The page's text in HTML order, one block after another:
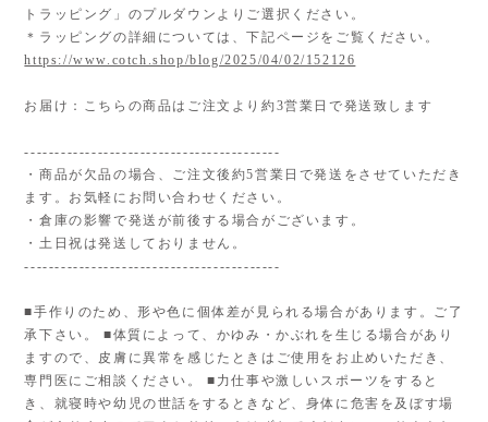
トラッピング」のプルダウンよりご選択ください。
＊ラッピングの詳細については、下記ページをご覧ください。
https://www.cotch.shop/blog/2025/04/02/152126
お届け：こちらの商品はご注文より約3営業日で発送致します
------------------------------------------
・商品が欠品の場合、ご注文後約5営業日で発送をさせていただき
ます。お気軽にお問い合わせください。
・倉庫の影響で発送が前後する場合がございます。
・土日祝は発送しておりません。
------------------------------------------
■手作りのため、形や色に個体差が見られる場合があります。ご了
承下さい。 ■体質によって、かゆみ・かぶれを生じる場合があり
ますので、皮膚に異常を感じたときはご使用をお止めいただき、
専門医にご相談ください。 ■力仕事や激しいスポーツをすると
き、就寝時や幼児の世話をするときなど、身体に危害を及ぼす場